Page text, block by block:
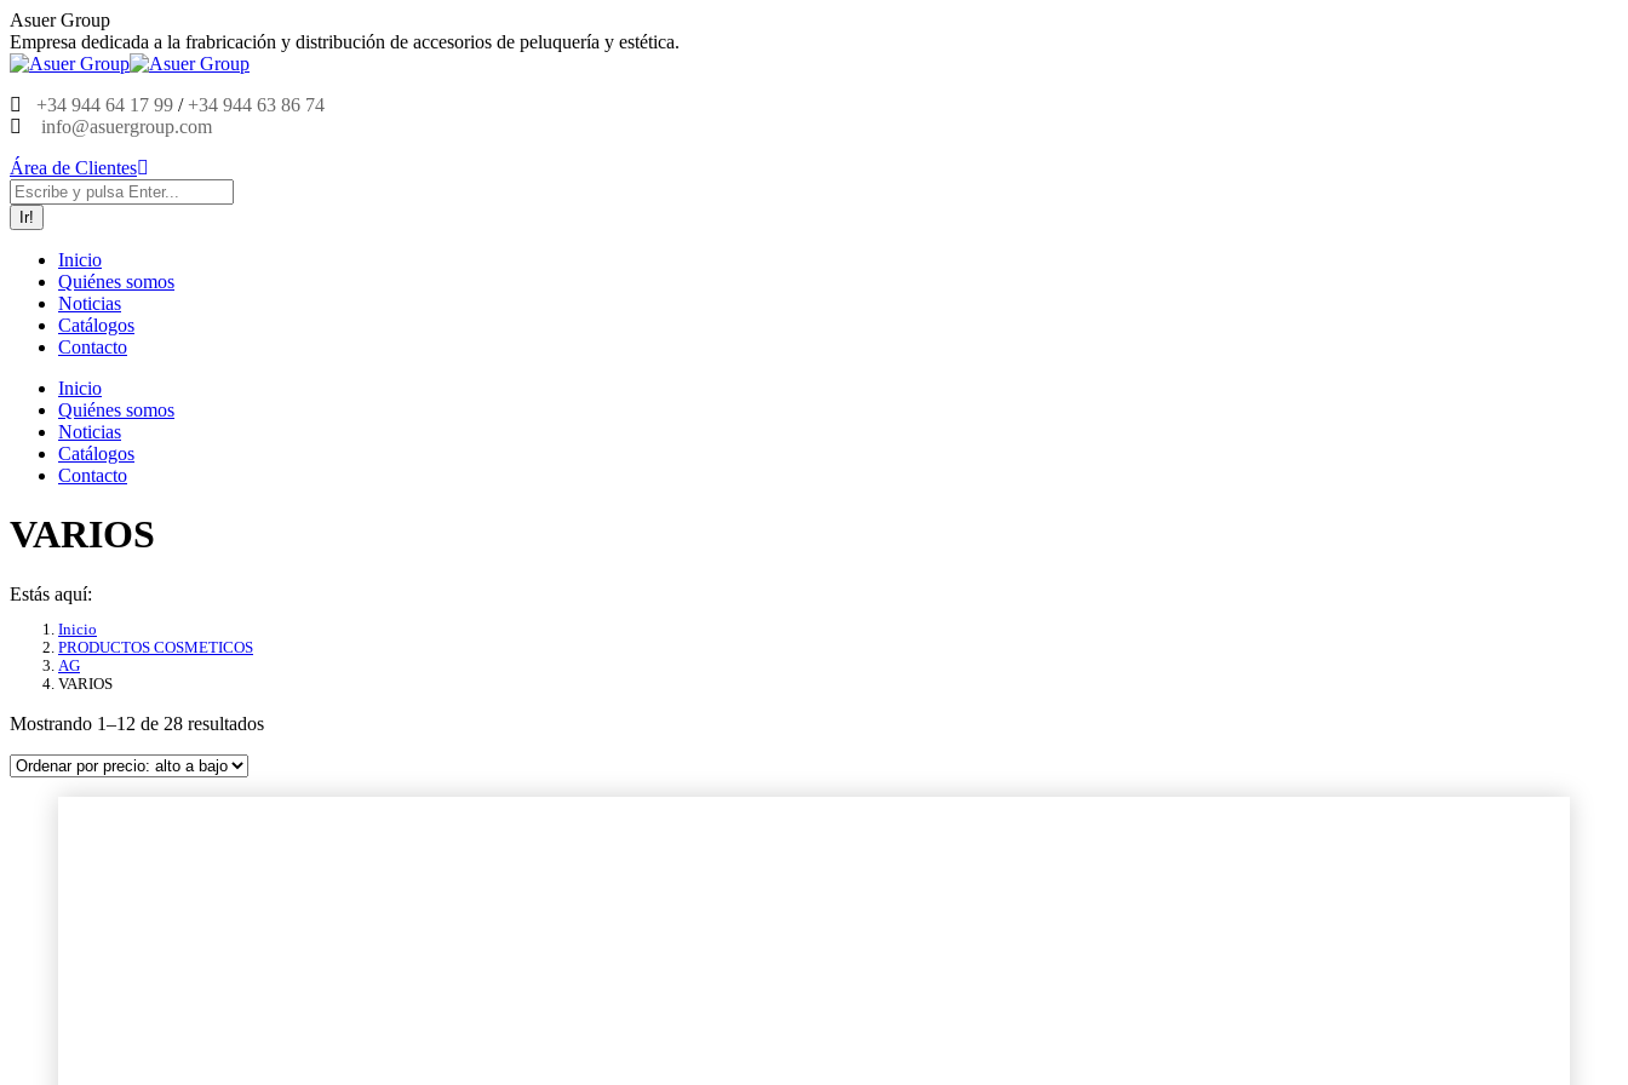
Saltar
al
contenido
Asuer Group
Empresa dedicada a la frabricación y distribución de accesorios de peluquería y estética.
+34 944 64 17 99 /+34 944 63 86 74
info@asuergroup.com
Área de Clientes
Buscar:
Inicio
Quiénes somos
Noticias
Catálogos
Contacto
Inicio
Quiénes somos
Noticias
Catálogos
Contacto
VARIOS
Estás aquí:
Inicio
PRODUCTOS COSMETICOS
AG
VARIOS
Mostrando 1–12 de 28 resultadosOrdenado